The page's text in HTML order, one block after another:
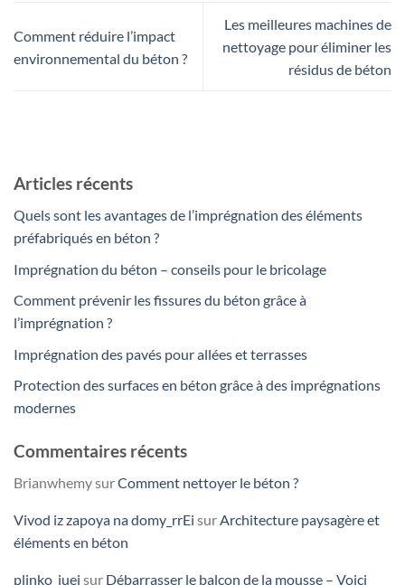
Comment réduire l’impact
environnemental du béton ?
Les meilleures machines de
nettoyage pour éliminer les
résidus de béton
Articles récents
Quels sont les avantages de l’imprégnation des éléments
préfabriqués en béton ?
Imprégnation du béton – conseils pour le bricolage
Comment prévenir les fissures du béton grâce à
l’imprégnation ?
Imprégnation des pavés pour allées et terrasses
Protection des surfaces en béton grâce à des imprégnations
modernes
Commentaires récents
BrianwhemysurComment nettoyer le béton ?
Vivod iz zapoya na domy_rrEi surArchitecture paysagère et
éléments en béton
plinko_juei sur Débarrasser le balcon de la mousse – Voici